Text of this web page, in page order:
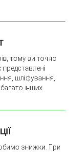
тому ви точно
шліфування,
інших
знижки. При